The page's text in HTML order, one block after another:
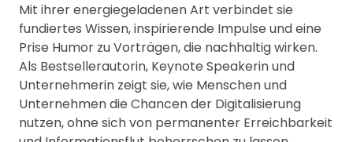
Mit ihrer energiegeladenen Art verbindet sie
fundiertes Wissen, inspirierende Impulse und eine
Prise Humor zu Vorträgen, die nachhaltig wirken.
Als Bestsellerautorin, Keynote Speakerin und
Unternehmerin zeigt sie, wie Menschen und
Unternehmen die Chancen der Digitalisierung
nutzen, ohne sich von permanenter Erreichbarkeit